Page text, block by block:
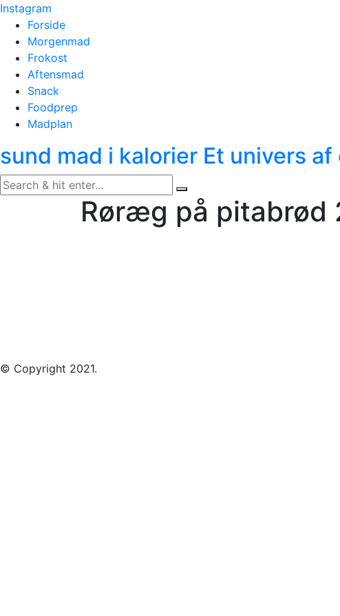
Skip
content
Instagram
Forside
Morgenmad
Frokost
Aftensmad
Snack
Foodprep
Madplan
sund mad i kalorier Et univers
Røræg på pitabrød
© Copyright 2021.